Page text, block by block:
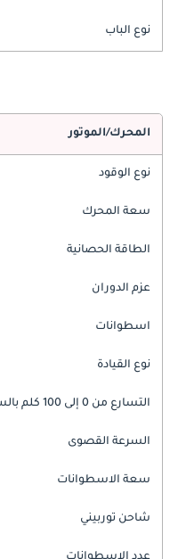
نوع الباب
المحرك/الموتور
نوع الوقود
سعة المحرك
الطاقة الحصانية
عزم الدوران
اسطوانات
نوع القيادة
التسارع من 0 إلى 100 كلم بالساعة
السرعة القصوى
سعة الاسطوانات
شاحن توربيني